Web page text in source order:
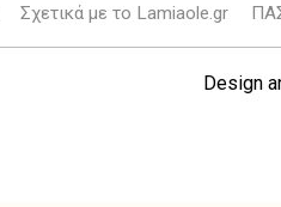
Σχετικά με το Lamiaole.gr
Design